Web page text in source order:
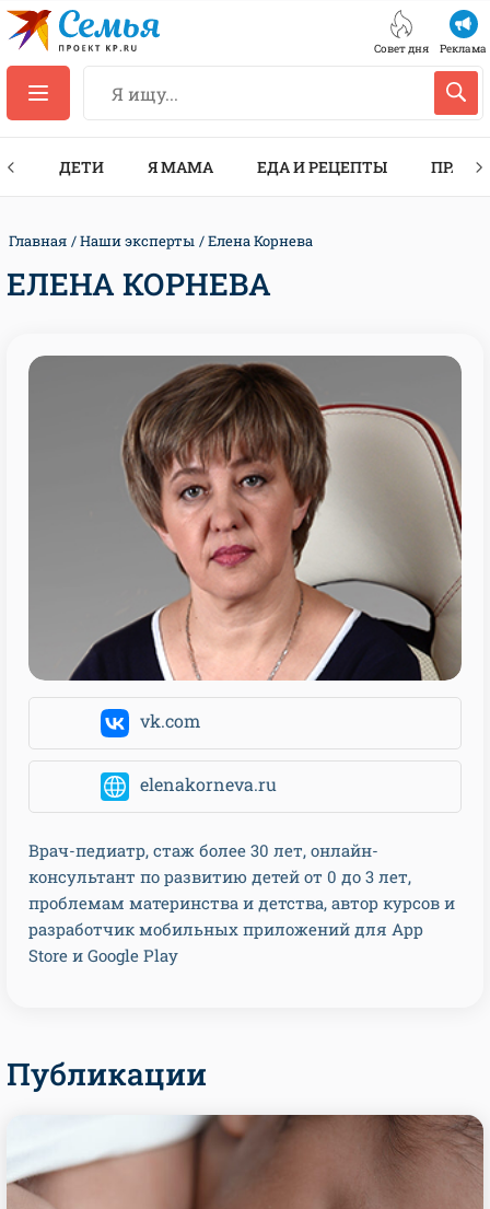
Совет дня Реклама
ДЕТИ Я МАМА ЕДА И РЕЦЕПТЫ
Главная Наши эксперты Елена Корнева
ЕЛЕНА КОРНЕВА
vk.com
elenakorneva.ru
Врач-педиатр, стаж более 30 лет, онлайн-
консультант по развитию детей от 0 до 3 лет,
проблемам материнства и детства, автор курсов и
разработчик мобильных приложений для App
Store и Google Play
Публикации